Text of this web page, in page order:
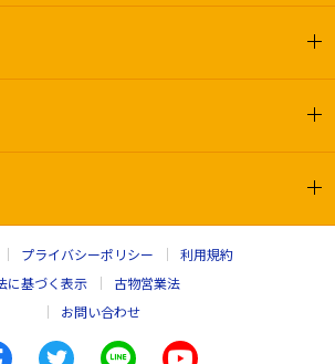
プライバシーポリシー
利用規約
に基づく表示
古物営業法
お問い合わせ